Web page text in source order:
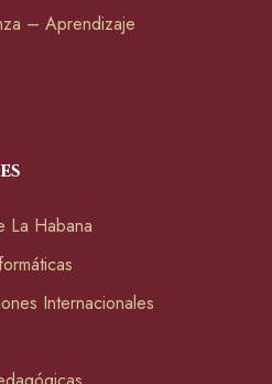
– Aprendizaje
La Habana
Internacionales